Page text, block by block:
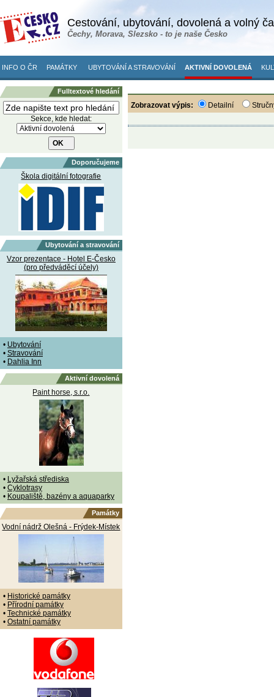
Cestování, ubytování, dovolená a volný
Čechy, Morava, Slezsko - to je naše Česko
INFO O ČR PAMÁTKY UBYTOVÁNÍ A STRAVOVÁNÍ AKTIVNÍ DOVOLENÁ
Fulltextové hledání
Sekce, kde hledat:
Doporučujeme
Škola digitální fotografie
Ubytování a stravování
Vzor prezentace - Hotel E-Česko
(pro předváděcí účely)
• Ubytování
• Stravování
• Dahlia Inn
Aktivní dovolená
Paint horse, s.r.o.
• Lyžařská střediska
• Cyklotrasy
• Koupaliště, bazény a aquaparky
Památky
Vodní nádrž Olešná - Frýdek-Místek
• Historické památky
• Přírodní památky
• Technické památky
• Ostatní památky
Zobrazovat výpis: Detailní